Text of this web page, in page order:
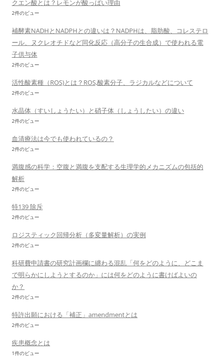
クエン酸とは？レモンが酸っぱい理由
2件のビュー
補酵素NADHとNADPHとの違いは？NADPHは、脂肪酸、コレステロ
ール、ヌクレオチドなど同化反応（高分子の生合成）で使われる電
子供与体
2件のビュー
活性酸素種（ROS)とは？ROS,酸素分子、ラジカルなどについて
2件のビュー
水晶体（すいしょうたい）と硝子体（しょうしたい）の違い
2件のビュー
血清療法は今でも使われているの？
2件のビュー
満腹感の科学：空腹と満腹を支配する生理学的メカニズムの包括的
解析
2件のビュー
特139 除斥
2件のビュー
ロジスティック回帰分析（多変量解析）の実例
2件のビュー
科研費申請書の研究計画欄に纏わる混乱「何をどのように、どこま
で明らかにしようとするのか」には何をどのように書けばよいの
か？
2件のビュー
特許出願における「補正」amendmentとは
2件のビュー
疾患概念とは
1件のビュー